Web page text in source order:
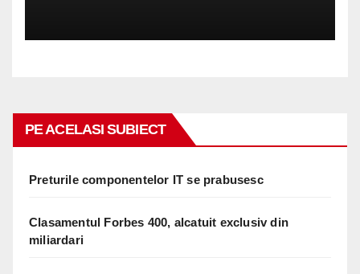
PE ACELASI SUBIECT
Preturile componentelor IT se prabusesc
Clasamentul Forbes 400, alcatuit exclusiv din
miliardari